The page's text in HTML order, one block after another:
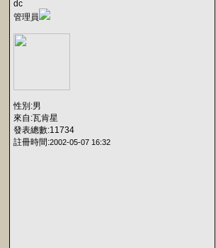
dc
管理員
性別:男
來自:瓦肯星
發表總數:11734
註冊時間:2002-05-07 16:32